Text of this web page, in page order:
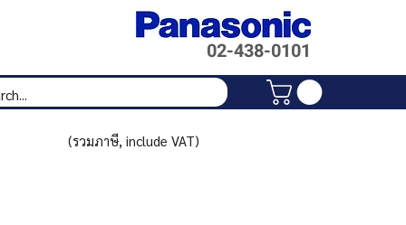
02-438-0101
(รวมภาษี, include VAT)